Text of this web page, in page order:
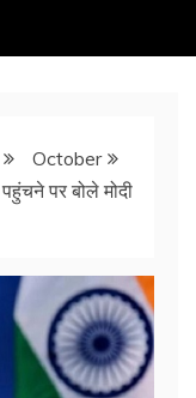
October
पर बोले मोदी